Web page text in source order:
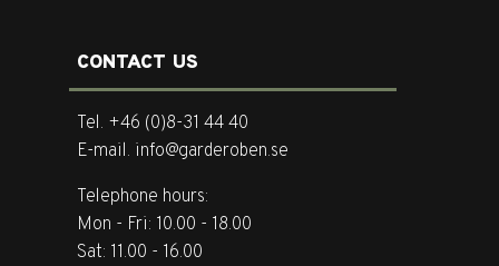
CONTACT US
Tel. +46 (0)8-31 44 40
E-mail. info@garderoben.se
Telephone hours:
Mon - Fri: 10.00 - 18.00
Sat: 11.00 - 16.00